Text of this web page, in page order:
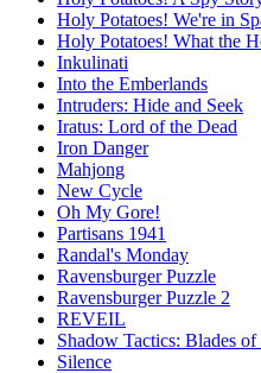
Holy Potatoes! We're in
Holy Potatoes! What the
Inkulinati
Into the Emberlands
Intruders: Hide and Seek
Iratus: Lord of the Dead
Iron Danger
Mahjong
New Cycle
Oh My Gore!
Partisans 1941
Randal's Monday
Ravensburger Puzzle
Ravensburger Puzzle 2
REVEIL
Shadow Tactics: Blades of
Silence